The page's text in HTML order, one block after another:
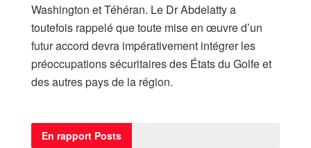
Washington et Téhéran. Le Dr Abdelatty a
toutefois rappelé que toute mise en œuvre d’un
futur accord devra impérativement intégrer les
préoccupations sécuritaires des États du Golfe et
des autres pays de la région.
En rapport Posts